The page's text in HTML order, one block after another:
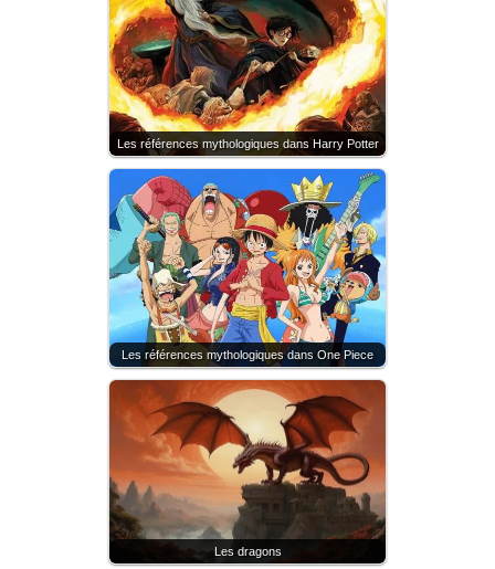
Les références mythologiques dans Harry Potter
Les références mythologiques dans One Piece
Les dragons